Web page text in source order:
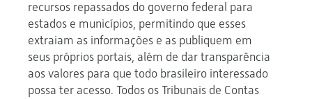
recursos repassados do governo federal para
estados e municípios, permitindo que esses
extraiam as informações e as publiquem em
seus próprios portais, além de dar transparência
aos valores para que todo brasileiro interessado
possa ter acesso. Todos os Tribunais de Contas